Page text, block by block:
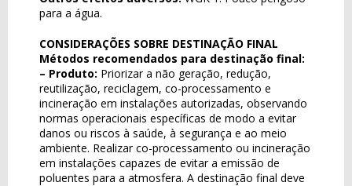
para a água.
CONSIDERAÇÕES SOBRE DESTINAÇÃO FINAL
Métodos recomendados para destinação final:
– Produto: Priorizar a não geração, redução,
reutilização, reciclagem, co-processamento e
incineração em instalações autorizadas, observando
normas operacionais específicas de modo a evitar
danos ou riscos à saúde, à segurança e ao meio
ambiente. Realizar co-processamento ou incineração
em instalações capazes de evitar a emissão de
poluentes para a atmosfera. A destinação final deve